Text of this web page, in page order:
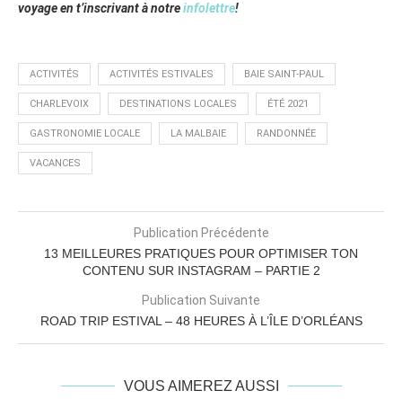
voyage en t’inscrivant à notreinfolettre!
ACTIVITÉS ACTIVITÉS ESTIVALES BAIE SAINT-PAUL
CHARLEVOIX DESTINATIONS LOCALES ÉTÉ 2021
GASTRONOMIE LOCALE LA MALBAIE RANDONNÉE
VACANCES
Publication Précédente
13 MEILLEURES PRATIQUES POUR OPTIMISER TON
CONTENU SUR INSTAGRAM – PARTIE 2
Publication Suivante
ROAD TRIP ESTIVAL – 48 HEURES À L’ÎLE D’ORLÉANS
VOUS AIMEREZ AUSSI